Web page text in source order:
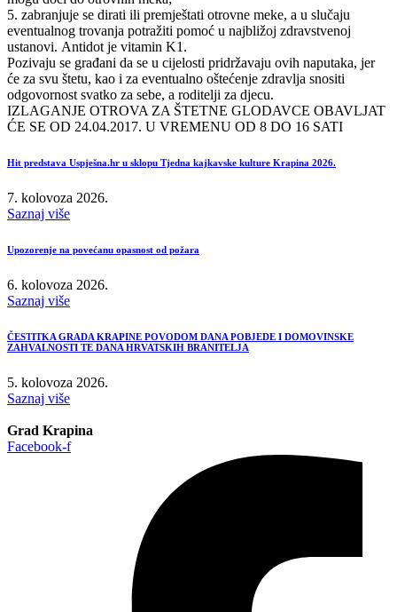
5. zabranjuje se dirati ili premještati otrovne meke, a u slučaju
eventualnog trovanja potražiti pomoć u najbližoj zdravstvenoj
ustanovi. Antidot je vitamin K1.
Pozivaju se građani da se u cijelosti pridržavaju ovih naputaka, jer
će za svu štetu, kao i za eventualno oštećenje zdravlja snositi
odgovornost svatko za sebe, a roditelji za djecu.
IZLAGANJE OTROVA ZA ŠTETNE GLODAVCE OBAVLJAT
ĆE SE OD 24.04.2017. U VREMENU OD 8 DO 16 SATI
Hit predstava Uspješna.hr u sklopu Tjedna kajkavske kulture Krapina 2026.
7. kolovoza 2026.
Saznaj više
Upozorenje na povećanu opasnost od požara
6. kolovoza 2026.
Saznaj više
ČESTITKA GRADA KRAPINE POVODOM DANA POBJEDE I DOMOVINSKE
ZAHVALNOSTI TE DANA HRVATSKIH BRANITELJA
5. kolovoza 2026.
Saznaj više
Grad Krapina
Facebook-f